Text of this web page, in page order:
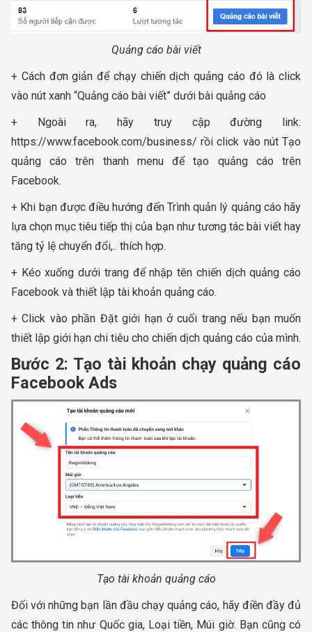
Quảng cáo bài viết
+ Cách đơn giản để chạy chiến dịch quảng cáo đó là click
vào nút xanh “Quảng cáo bài viết” dưới bài quảng cáo
+ Ngoài ra, hãy truy cập đường link:
https://www.facebook.com/business/ rồi click vào nút Tạo
quảng cáo trên thanh menu để tạo quảng cáo trên
Facebook.
+ Khi bạn được điều hướng đến Trình quản lý quảng cáo hãy
lựa chọn mục tiêu tiếp thị của bạn như tương tác bài viết hay
tăng tỷ lệ chuyển đổi,.. thích hợp.
+ Kéo xuống dưới trang để nhập tên chiến dịch quảng cáo
Facebook và thiết lập tài khoản quảng cáo.
+ Click vào phần Đặt giới hạn ở cuối trang nếu bạn muốn
thiết lập giới hạn chi tiêu cho chiến dịch quảng cáo của mình.
Bước 2: Tạo tài khoản chạy quảng cáo
Facebook Ads
Tạo tài khoản quảng cáo
Đối với những bạn lần đầu chạy quảng cáo, hãy điền đầy đủ
các thông tin như Quốc gia, Loại tiền, Múi giờ. Bạn cũng có